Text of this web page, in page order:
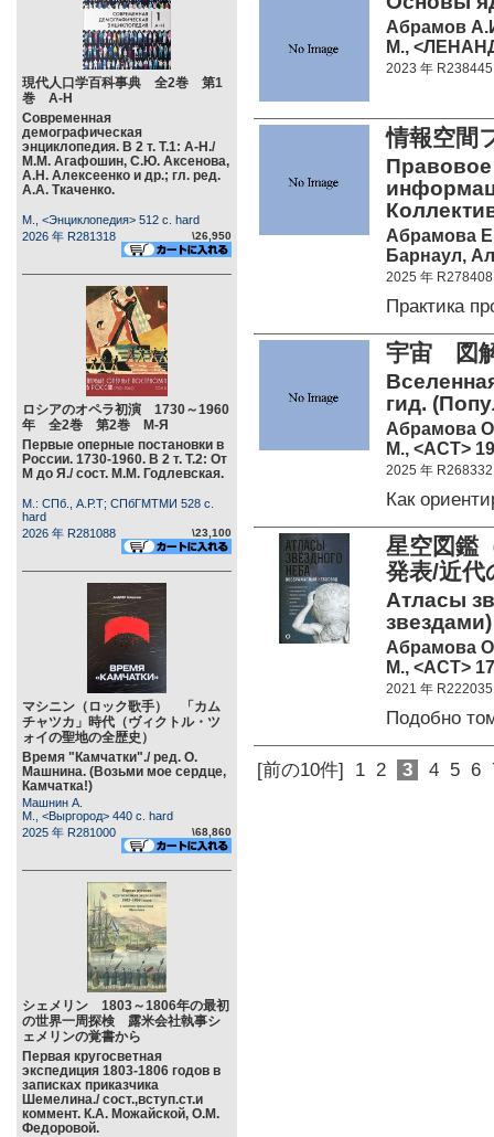
現代人口学百科事典 全2巻 第1
巻 А-Н
Современная
демографическая
энциклопедия. В 2 т. Т.1: А-Н./
М.М. Агафошин, С.Ю. Аксенова,
А.Н. Алексеенко и др.; гл. ред.
А.А. Ткаченко.
М., <Энциклопедия> 512 c. hard
2026 年 R281318
\26,950
ロシアのオペラ初演 1730～1960
年 全2巻 第2巻 М-Я
Первые оперные постановки в
России. 1730-1960. В 2 т. Т.2: От
М до Я./ сост. М.М. Годлевская.
М.: СПб., А.Р.Т; СПбГМТМИ 528 c.
hard
2026 年 R281088
\23,100
マシニン（ロック歌手） 「カム
チャツカ」時代（ヴィクトル・ツ
ォイの聖地の全歴史）
Время "Камчатки"./ ред. О.
Машнина. (Возьми мое сердце,
Камчатка!)
Машнин А.
М., <Выргород> 440 c. hard
2025 年 R281000
\68,860
シェメリン 1803～1806年の最初
の世界一周探検 露米会社執事シ
ェメリンの覚書から
Первая кругосветная
экспедиция 1803-1806 годов в
записках приказчика
Шемелина./ сост.,вступ.ст.и
коммент. К.А. Можайской, О.М.
Федоровой.
Абрамов
М.,
2023 年 R238445
情報空間
Абрамова
Барнаул,
2025 年 R278408
Практика
宇宙 図
гид.
Абрамова
М., <АСТ>
2025 年 R268332
Как
星空図鑑
発表/近代
Атласы
звездами)
Абрамова
М., <АСТ>
2021 年 R222035
Подобно
[前の10件] 1 2 3 4 5 6